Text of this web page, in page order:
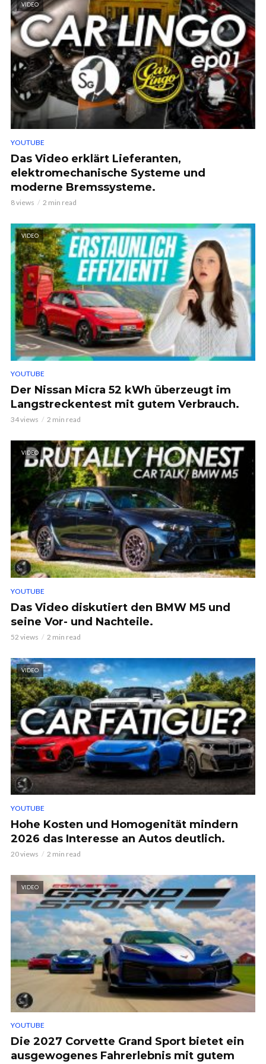
VIDEO
YOUTUBE
Das Video erklärt Lieferanten,
elektromechanische Systeme und
moderne Bremssysteme.
8 views 2 min read
VIDEO
YOUTUBE
Der Nissan Micra 52 kWh überzeugt im
Langstreckentest mit gutem Verbrauch.
34 views 2 min read
VIDEO
YOUTUBE
Das Video diskutiert den BMW M5 und
seine Vor- und Nachteile.
52 views 2 min read
VIDEO
YOUTUBE
Hohe Kosten und Homogenität mindern
2026 das Interesse an Autos deutlich.
20 views 2 min read
VIDEO
YOUTUBE
Die 2027 Corvette Grand Sport bietet ein
ausgewogenes Fahrerlebnis mit gutem